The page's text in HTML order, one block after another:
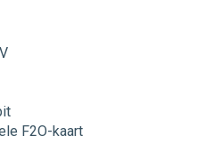
F2O-kaart